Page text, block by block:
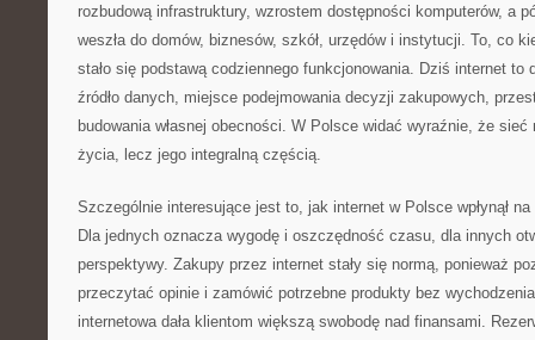
rozbudową infrastruktury, wzrostem dostępności komputerów, a
weszła do domów, biznesów, szkół, urzędów i instytucji. To, co
stało się podstawą codziennego funkcjonowania. Dziś internet to
źródło danych, miejsce podejmowania decyzji zakupowych,
budowania własnej obecności. W Polsce widać wyraźnie, że
życia, lecz jego integralną częścią.
Szczególnie interesujące jest to, jak internet w Polsce wpłynął
Dla jednych oznacza wygodę i oszczędność czasu, dla innych
perspektywy. Zakupy przez internet stały się normą, ponieważ
przeczytać opinie i zamówić potrzebne produkty bez
internetowa dała klientom większą swobodę nad finansami.